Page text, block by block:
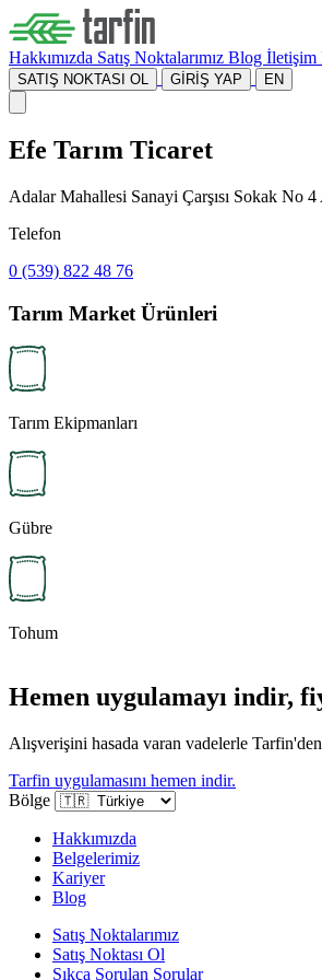
Hakkımızda Satış Noktalarımız Blog İletişim
SATIŞ NOKTASI OL GİRİŞ YAP EN
Efe Tarım Ticaret
Adalar Mahallesi Sanayi Çarşısı Sokak No
Telefon
0 (539) 822 48 76
Tarım Market Ürünleri
Tarım Ekipmanları
Gübre
Tohum
Hemen uygulamayı indir,
Alışverişini hasada varan vadelerle
Tarfin uygulamasını hemen indir.
Bölge
Hakkımızda
Belgelerimiz
Kariyer
Blog
Satış Noktalarımız
Satış Noktası Ol
Sıkça Sorulan Sorular